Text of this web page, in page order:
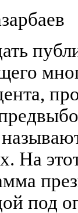
На
под